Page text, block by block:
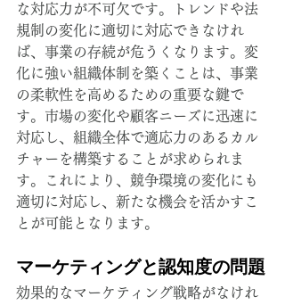
な対応力が不可欠です。トレンドや法
規制の変化に適切に対応できなけれ
ば、事業の存続が危うくなります。変
化に強い組織体制を築くことは、事業
の柔軟性を高めるための重要な鍵で
す。市場の変化や顧客ニーズに迅速に
対応し、組織全体で適応力のあるカル
チャーを構築することが求められま
す。これにより、競争環境の変化にも
適切に対応し、新たな機会を活かすこ
とが可能となります。
マーケティングと認知度の問題
効果的なマーケティング戦略がなけれ